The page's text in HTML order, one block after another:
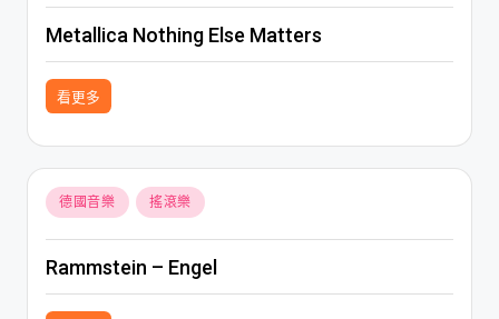
Metallica Nothing Else Matters
看更多
Posted
in
德國音樂 搖滾樂
Rammstein – Engel